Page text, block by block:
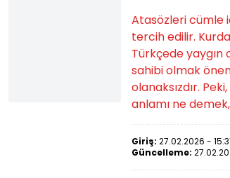
Atasözleri cümle
tercih edilir.
Türkçede yaygın
sahibi olmak
olanaksızdır.
anlamı ne
Giriş: 27.02.2026 -
Güncelleme: